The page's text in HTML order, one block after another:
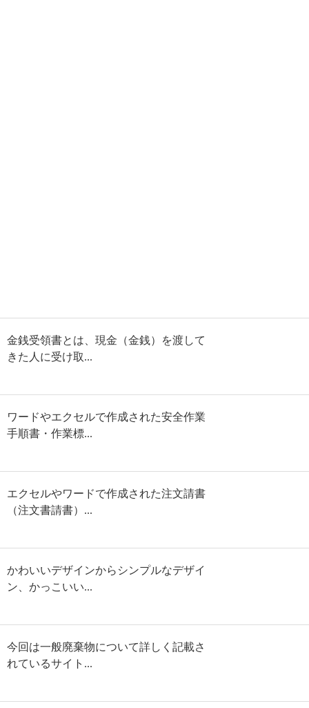
金銭受領書とは、現金（金銭）を渡して
きた人に受け取...
ワードやエクセルで作成された安全作業
手順書・作業標...
エクセルやワードで作成された注文請書
（注文書請書）...
かわいいデザインからシンプルなデザイ
ン、かっこいい...
今回は一般廃棄物について詳しく記載さ
れているサイト...